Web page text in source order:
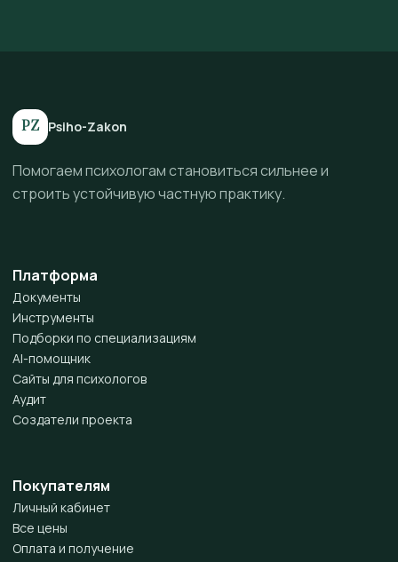
PZ Psiho-Zakon
Помогаем психологам становиться сильнее и
строить устойчивую частную практику.
Платформа
Документы
Инструменты
Подборки по специализациям
AI-помощник
Сайты для психологов
Аудит
Создатели проекта
Покупателям
Личный кабинет
Все цены
Оплата и получение